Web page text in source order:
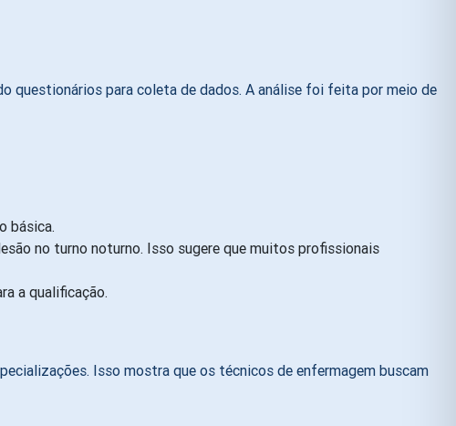
questionários para coleta de dados. A análise foi feita por meio de
básica.
no turno noturno. Isso sugere que muitos profissionais
a qualificação.
Isso mostra que os técnicos de enfermagem buscam